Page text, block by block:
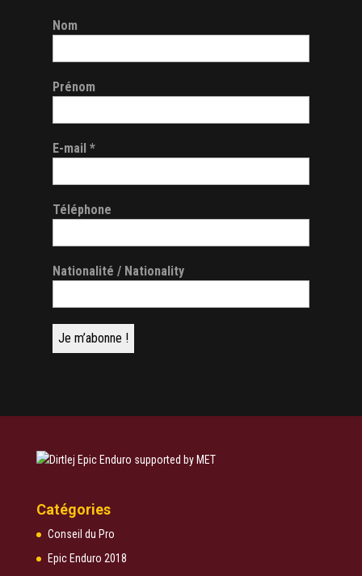
Nom
Prénom
E-mail *
Téléphone
Nationalité / Nationality
Catégories
Conseil du Pro
Epic Enduro 2018